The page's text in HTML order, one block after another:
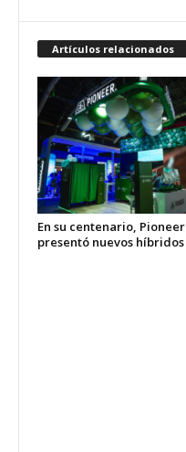
Artículos relacionados
En su centenario, Pioneer
presentó nuevos híbridos